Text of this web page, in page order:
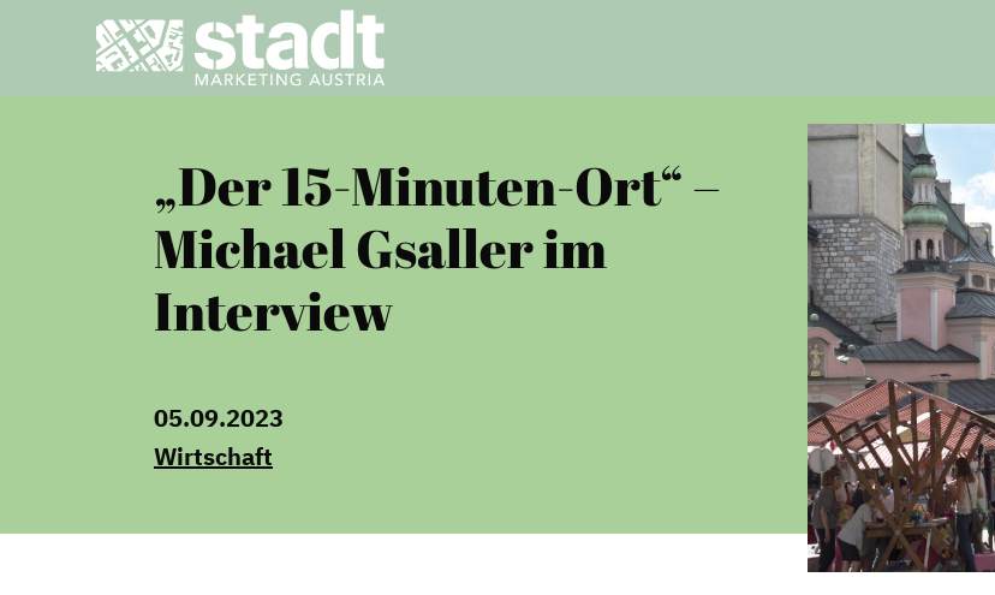
„Der 15-Minuten-Ort“ –
Michael Gsaller im
Interview
05.09.2023
Wirtschaft